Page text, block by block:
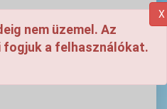
X
nem üzemel. Az
a felhasználókat.